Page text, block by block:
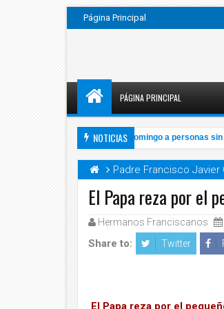
Página Principal
PÁGINA PRINCIPAL
NOTICIAS
invita a su misa de este domingo a personas sin
Padre Francisco Javier
El Papa reza por el
Hermanos Franciscanos
Share to: Twitter
El Papa reza por el